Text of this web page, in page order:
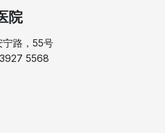
院
宁路，55号
5568